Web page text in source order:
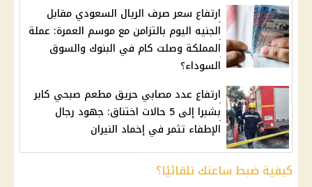
ارتفاع سعر صرف الريال السعودي مقابل
الجنيه اليوم بالتزامن مع موسم العمرة: عملة
المملكة وصلت كام في البنوك والسوق
السوداء؟
ارتفاع عدد مصابي حريق مطعم صبحي كابر
بشبرا إلى 5 حالات اختناق: جهود رجال
الإطفاء تثمر في إخماد النيران
كيفية ضبط ساعتك تلقائيًا؟